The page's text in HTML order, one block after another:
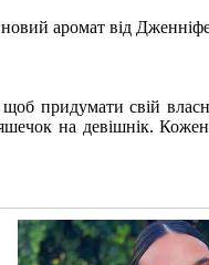
аромат від
придумати свій
на девішнік.